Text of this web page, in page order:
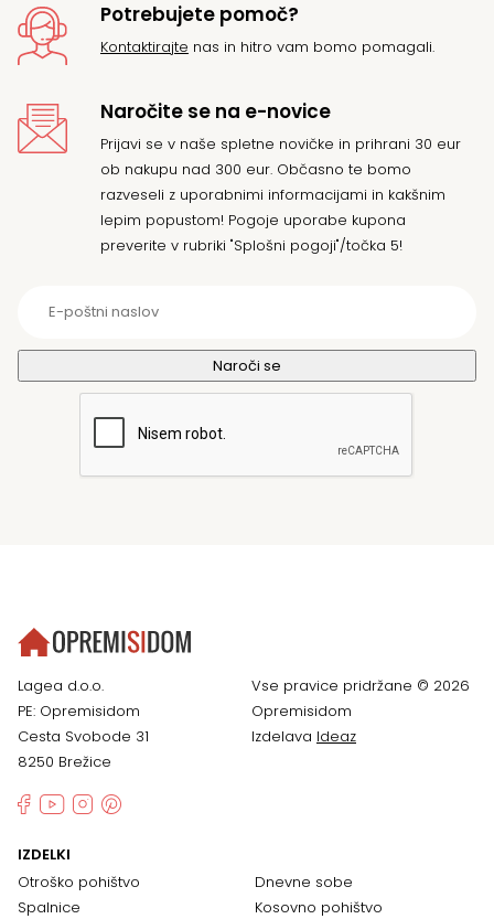
Potrebujete pomoč?
Kontaktirajte nas in hitro vam bomo pomagali.
Naročite se na e-novice
Prijavi se v naše spletne novičke in prihrani 30 eur
ob nakupu nad 300 eur. Občasno te bomo
razveseli z uporabnimi informacijami in kakšnim
lepim popustom! Pogoje uporabe kupona
preverite v rubriki "Splošni pogoji"/točka 5!
Lagea d.o.o.
PE: Opremisidom
Cesta Svobode 31
8250 Brežice
Vse pravice pridržane © 2026
Opremisidom
Izdelava Ideaz
IZDELKI
Otroško pohištvo
Spalnice
Dnevne sobe
Kosovno pohištvo